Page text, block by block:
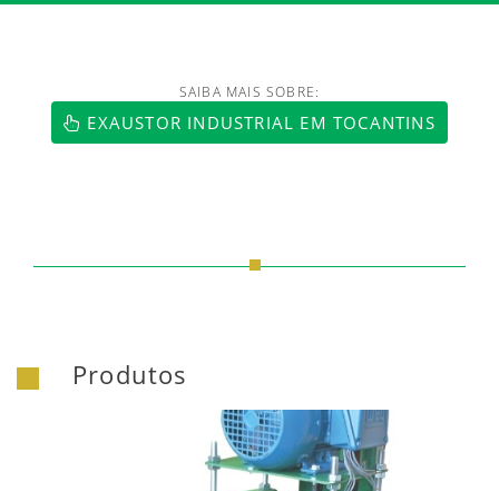
SAIBA MAIS SOBRE:
EXAUSTOR INDUSTRIAL EM TOCANTINS
Produtos